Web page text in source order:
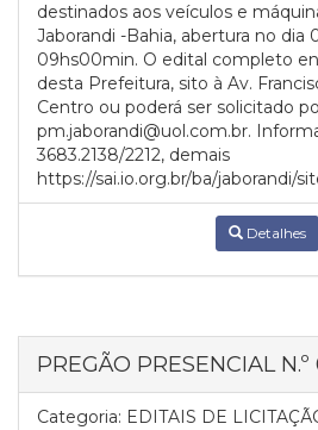
destinados aos veículos e
Jaborandi -Bahia, abertura no dia
09hs00min. O edital completo
desta Prefeitura, sito à Av.
Centro ou poderá ser solicitado
pm.jaborandi@uol.com.br.
3683.2138/2212, demais
https://sai.io.org.br/ba/jaborandi/
Detalhes
PREGÃO PRESENCIAL
Categoria: EDITAIS DE